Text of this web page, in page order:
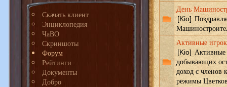
Скачать клиент
Энциклопедия
ЧаВО
Скриншоты
Форум
Рейтинги
Документы
Добро
День
[Kio]
Активные
[Kio] Активные
добывающих
доход с членов
режимы